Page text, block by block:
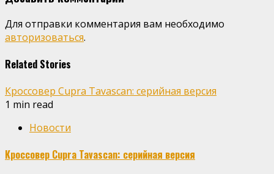
Для отправки комментария вам необходимо
авторизоваться.
Related Stories
Кроссовер Cupra Tavascan: серийная версия
1 min read
Новости
Кроссовер Cupra Tavascan: серийная версия